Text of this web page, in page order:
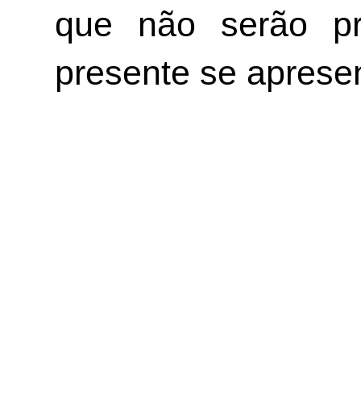
que não serão
presente se